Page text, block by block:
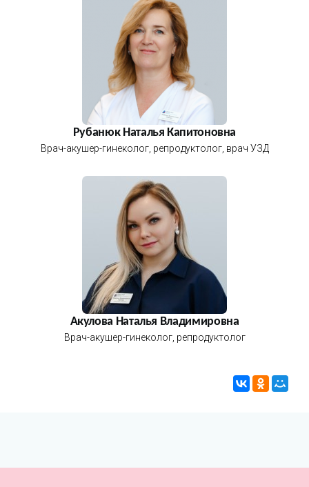
Рубанюк Наталья Капитоновна
Врач-акушер-гинеколог, репродуктолог, врач УЗД
Акулова Наталья Владимировна
Врач-акушер-гинеколог, репродуктолог